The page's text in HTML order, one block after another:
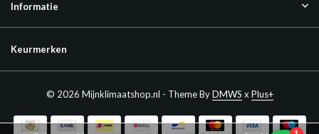
Informatie
Keurmerken
© 2026 Mijnklimaatshop.nl - Theme ByDMWS x Plus+